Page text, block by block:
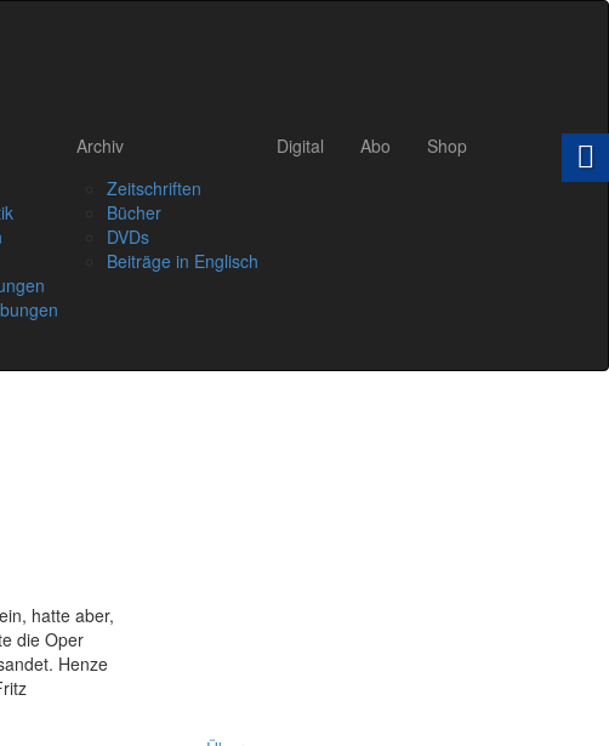
Archiv
Zeitschriften
Bücher
DVDs
Beiträge in Englisch
Digital Abo Shop
hatte aber,
die Oper
Henze